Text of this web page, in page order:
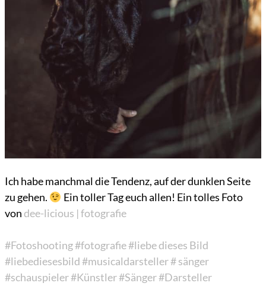
Ich habe manchmal die Tendenz, auf der dunklen Seite
zu gehen.
Ein toller Tag euch allen! Ein tolles Foto
vondee-licious | fotografie
#Fotoshooting#fotografie#liebe dieses Bild
#liebediesesbild#musicaldarsteller# sänger
#schauspieler#Künstler#Sänger#Darsteller